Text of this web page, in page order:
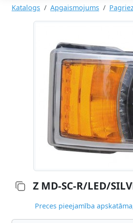
Katalogs Apgaismojums
Z MD-SC-R/LED/
Preces pieejamība